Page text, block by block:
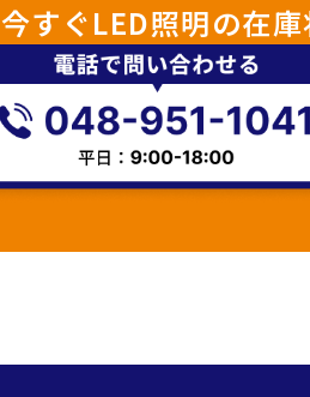
今すぐLED照明の在